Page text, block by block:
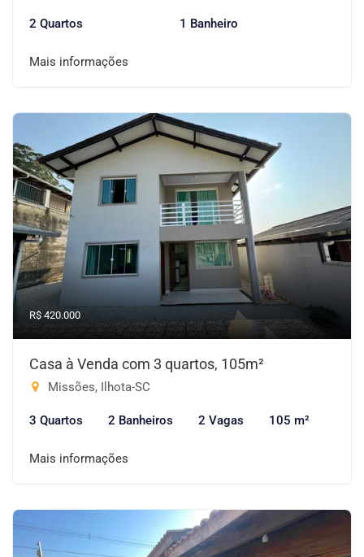
2 Quartos 1 Banheiro
Mais informações
R$ 420.000
Casa à Venda com 3 quartos, 105m²
Missões, Ilhota-SC
3 Quartos 2 Banheiros 2 Vagas 105 m²
Mais informações